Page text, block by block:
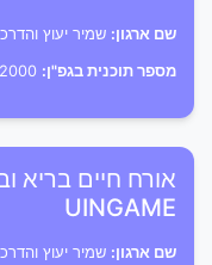
שם ארגון: שמיר יעוץ
מספר תוכנית בגפ"ן:
אורח חיים בריא
UINGAME
שם ארגון: שמיר יעוץ